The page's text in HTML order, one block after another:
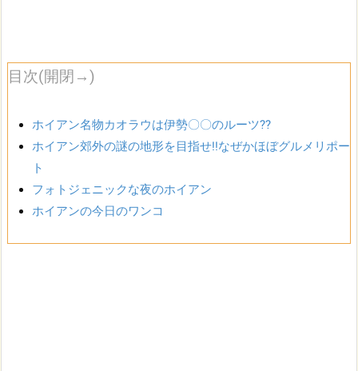
目次(開閉→)
ホイアン名物カオラウは伊勢〇〇のルーツ??
ホイアン郊外の謎の地形を目指せ!!なぜかほぼグルメリポー
ト
フォトジェニックな夜のホイアン
ホイアンの今日のワンコ